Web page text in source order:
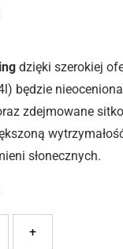
dzięki szerokiej
będzie
zdejmowane
słonecznych.
+